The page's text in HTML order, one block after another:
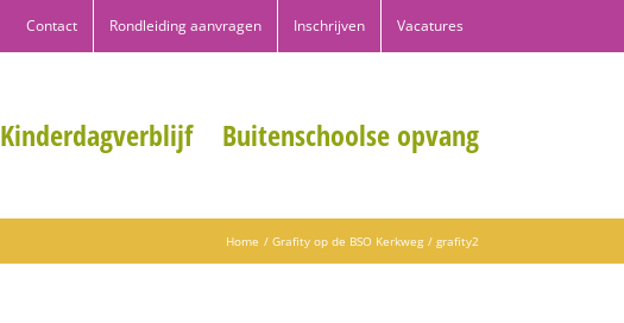
Contact Rondleiding aanvragen Inschrijven Vacatures
Kinderdagverblijf Buitenschoolse opvang
Home Grafity op de BSO Kerkweg grafity2